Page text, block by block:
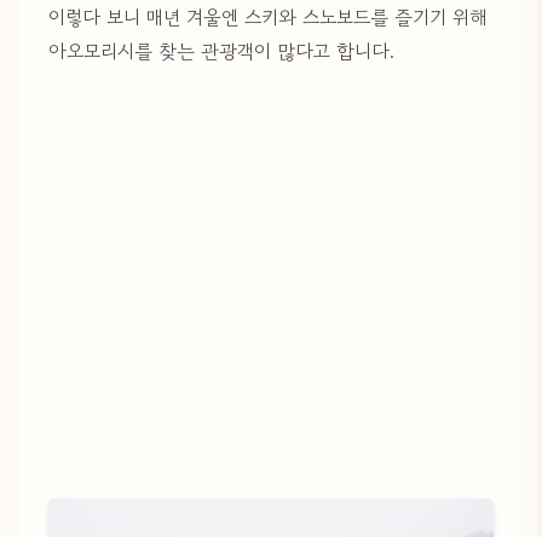
이렇다 보니 매년 겨울엔 스키와 스노보드를 즐기기 위해
아오모리시를 찾는 관광객이 많다고 합니다.